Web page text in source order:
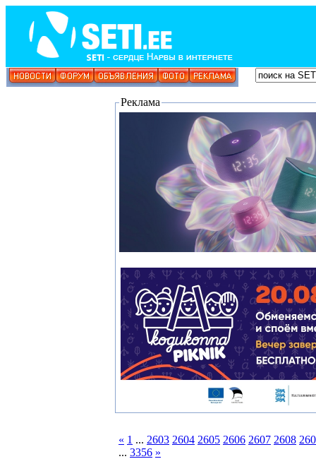
Реклама
« 1 ... 2603 2604 2605 2606 2607 2608
... 3356 »